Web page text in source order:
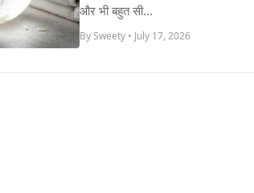
और भी बहुत सी...
By Sweety • July 17, 2026